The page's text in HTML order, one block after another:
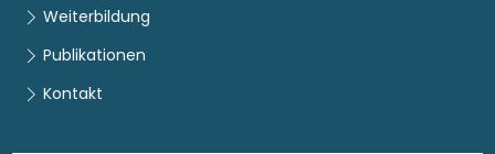
Weiterbildung
Publikationen
Kontakt